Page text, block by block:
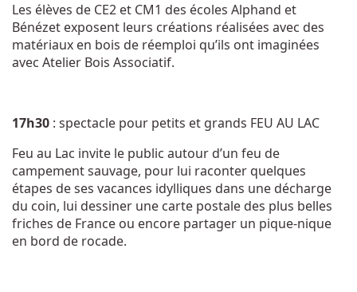
Les élèves de CE2 et CM1 des écoles Alphand et
Bénézet exposent leurs créations réalisées avec des
matériaux en bois de réemploi qu’ils ont imaginées
avec Atelier Bois Associatif.
17h30 : spectacle pour petits et grands FEU AU LAC
Feu au Lac invite le public autour d’un feu de
campement sauvage, pour lui raconter quelques
étapes de ses vacances idylliques dans une décharge
du coin, lui dessiner une carte postale des plus belles
friches de France ou encore partager un pique-nique
en bord de rocade.